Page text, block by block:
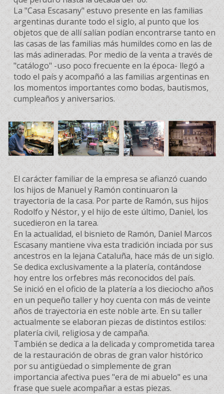
La "Casa Escasany" estuvo presente en las familias
argentinas durante todo el siglo, al punto que los
objetos que de allí salían podían encontrarse tanto en
las casas de las familias más humildes como en las de
las más adineradas. Por medio de la venta a través de
"catálogo" -uso poco frecuente en la época- llegó a
todo el país y acompañó a las familias argentinas en
los momentos importantes como bodas, bautismos,
cumpleaños y aniversarios.
El carácter familiar de la empresa se afianzó cuando
los hijos de Manuel y Ramón continuaron la
trayectoria de la casa. Por parte de Ramón, sus hijos
Rodolfo y Néstor, y el hijo de este último, Daniel, los
sucedieron en la tarea.
En la actualidad, el bisnieto de Ramón, Daniel Marcos
Escasany mantiene viva esta tradición inciada por sus
ancestros en la lejana Cataluña, hace más de un siglo.
Se dedica exclusivamente a la platería, contándose
hoy entre los orfebres más reconocidos del país.
Se inició en el oficio de la platería a los dieciocho años
en un pequeño taller y hoy cuenta con más de veinte
años de trayectoria en este noble arte. En su taller
actualmente se elaboran piezas de distintos estilos:
platería civil, religiosa y de campaña.
También se dedica a la delicada y comprometida tarea
de la restauración de obras de gran valor histórico
por su antigüedad o simplemente de gran
importancia afectiva pues "era de mi abuelo" es una
frase que suele acompañar a estas piezas.